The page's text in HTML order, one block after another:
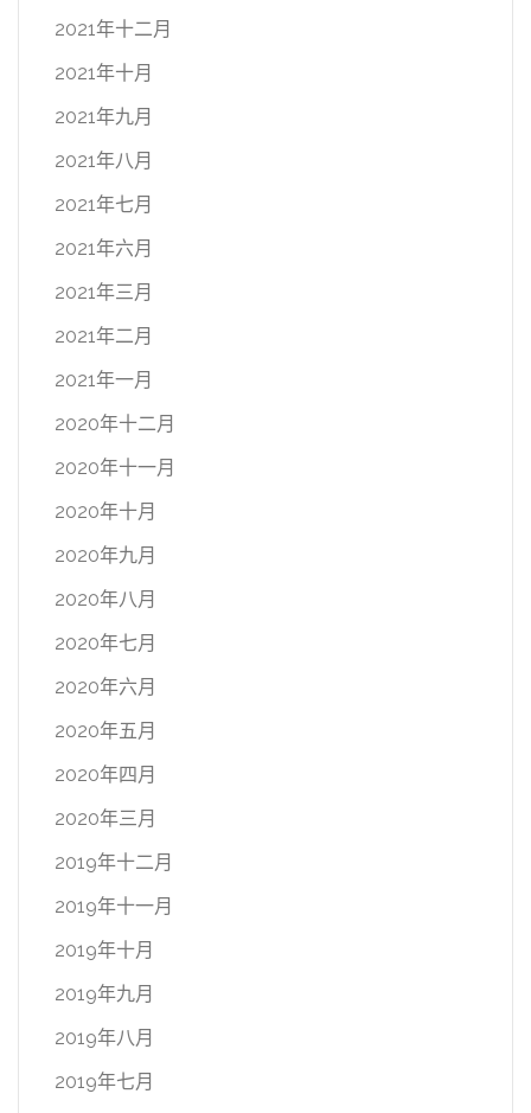
2021年十二月
2021年十月
2021年九月
2021年八月
2021年七月
2021年六月
2021年三月
2021年二月
2021年一月
2020年十二月
2020年十一月
2020年十月
2020年九月
2020年八月
2020年七月
2020年六月
2020年五月
2020年四月
2020年三月
2019年十二月
2019年十一月
2019年十月
2019年九月
2019年八月
2019年七月